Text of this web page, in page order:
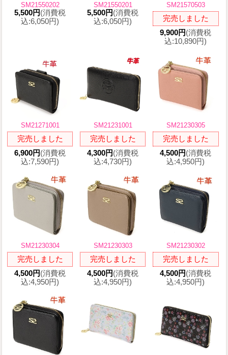
SM21550202
5,500円(消費税
込:6,050円)
SM21550201
5,500円(消費税
込:6,050円)
SM21570503
完売しました
9,900円(消費税
込:10,890円)
SM21271001
完売しました
6,900円(消費税
込:7,590円)
SM21231001
完売しました
4,300円(消費税
込:4,730円)
SM21230305
完売しました
4,500円(消費税
込:4,950円)
SM21230304
完売しました
4,500円(消費税
込:4,950円)
SM21230303
完売しました
4,500円(消費税
込:4,950円)
SM21230302
完売しました
4,500円(消費税
込:4,950円)